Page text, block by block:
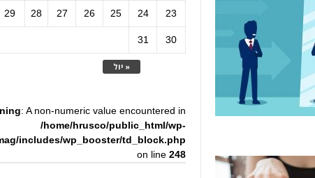
« יול
23
24
25
26
27
28
29
30
31
: A non-numeric value encountered in
/home/hrusco/public_html/wp-
includes/wp_booster/td_block.php
on line248